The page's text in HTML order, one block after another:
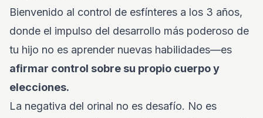
Bienvenido al control de esfínteres a los 3 años,
donde el impulso del desarrollo más poderoso de
tu hijo no es aprender nuevas habilidades—es
afirmar control sobre su propio cuerpo y
elecciones.
La negativa del orinal no es desafío. No es